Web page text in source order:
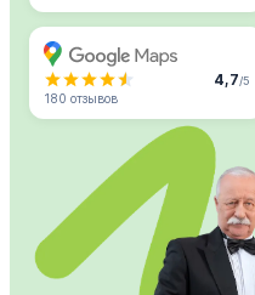
4,7/5
180 отзывов